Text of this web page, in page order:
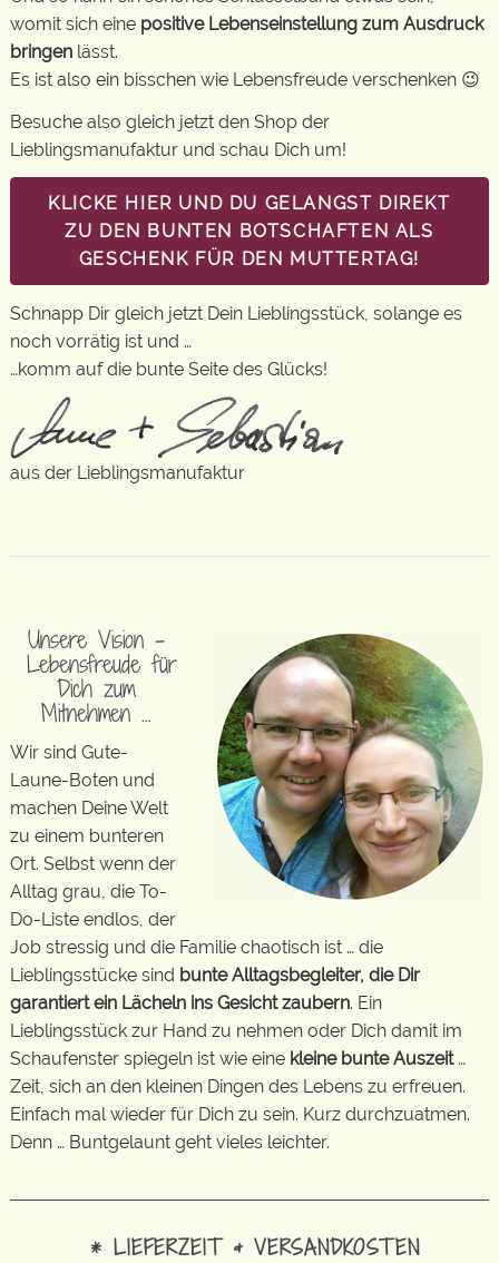
womit sich eine positive Lebenseinstellung zum Ausdruck
bringen lässt.
Es ist also ein bisschen wie Lebensfreude verschenken 😉
Besuche also gleich jetzt den Shop der
Lieblingsmanufaktur und schau Dich um!
KLICKE HIER UND DU GELANGST DIREKT
ZU DEN BUNTEN BOTSCHAFTEN ALS
GESCHENK FÜR DEN MUTTERTAG!
Schnapp Dir gleich jetzt Dein Lieblingsstück, solange es
noch vorrätig ist und …
…komm auf die bunte Seite des Glücks!
aus der Lieblingsmanufaktur
Unsere Vision –
Lebensfreude für
Dich zum
Mitnehmen …
Wir sind Gute-
Laune-Boten und
machen Deine Welt
zu einem bunteren
Ort. Selbst wenn der
Alltag grau, die To-
Do-Liste endlos, der
Job stressig und die Familie chaotisch ist … die
Lieblingsstücke sind bunte Alltagsbegleiter, die Dir
garantiert ein Lächeln ins Gesicht zaubern. Ein
Lieblingsstück zur Hand zu nehmen oder Dich damit im
Schaufenster spiegeln ist wie eine kleine bunte Auszeit…
Zeit, sich an den kleinen Dingen des Lebens zu erfreuen.
Einfach mal wieder für Dich zu sein. Kurz durchzuatmen.
Denn … Buntgelaunt geht vieles leichter.
* LIEFERZEIT & VERSANDKOSTEN